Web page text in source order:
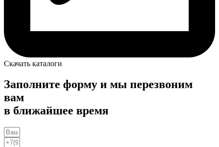
Скачать каталоги
Заполните форму и мы перезвоним
вам
в ближайшее время